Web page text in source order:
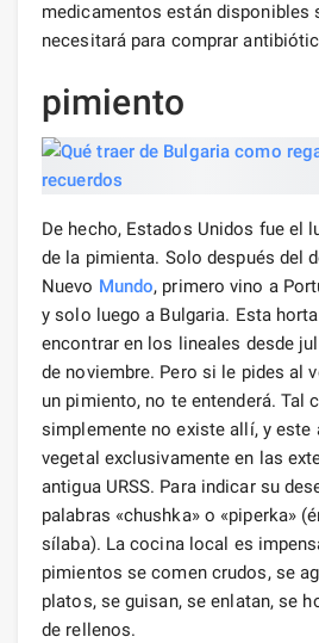
medicamentos están disponibles
necesitará para comprar
pimiento
De hecho, Estados Unidos fue el
de la pimienta. Solo después del
Nuevo Mundo, primero vino a
y solo luego a Bulgaria. Esta
encontrar en los lineales desde
de noviembre. Pero si le pides al
un pimiento, no te entenderá. Tal
simplemente no existe allí, y este
vegetal exclusivamente en las
antigua URSS. Para indicar su
palabras «chushka» o «piperka»
sílaba). La cocina local es
pimientos se comen crudos, se
platos, se guisan, se enlatan, se
de rellenos.